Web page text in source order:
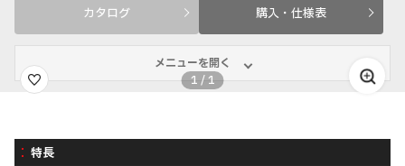
カタログ 購入・仕様表
メニューを開く
1 /1
特長